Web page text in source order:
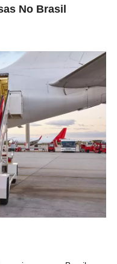
No Brasil